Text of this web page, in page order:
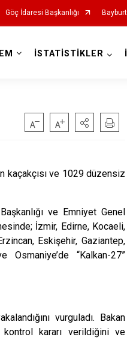
Göç İdaresi Başkanlığı
İSTATİSTİKLER
kaçakçısı ve 1029 düzensiz
ve Emniyet Genel
İzmir, Edirne, Kocaeli,
Eskişehir, Gaziantep,
“Kalkan-27”
vurguladı. Bakan
kontrol kararı verildiğini ve